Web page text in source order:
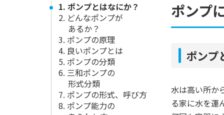
1. ポンプとはなにか？
2. どんなポンプが
あるか？
3. ポンプの原理
4. 良いポンプとは
5. ポンプの分類
6. 三和ポンプの
形式分類
7. ポンプの形式、呼び方
8. ポンプ能力の
ポンプ
ポンプ
水は高い所か
る家に水を運